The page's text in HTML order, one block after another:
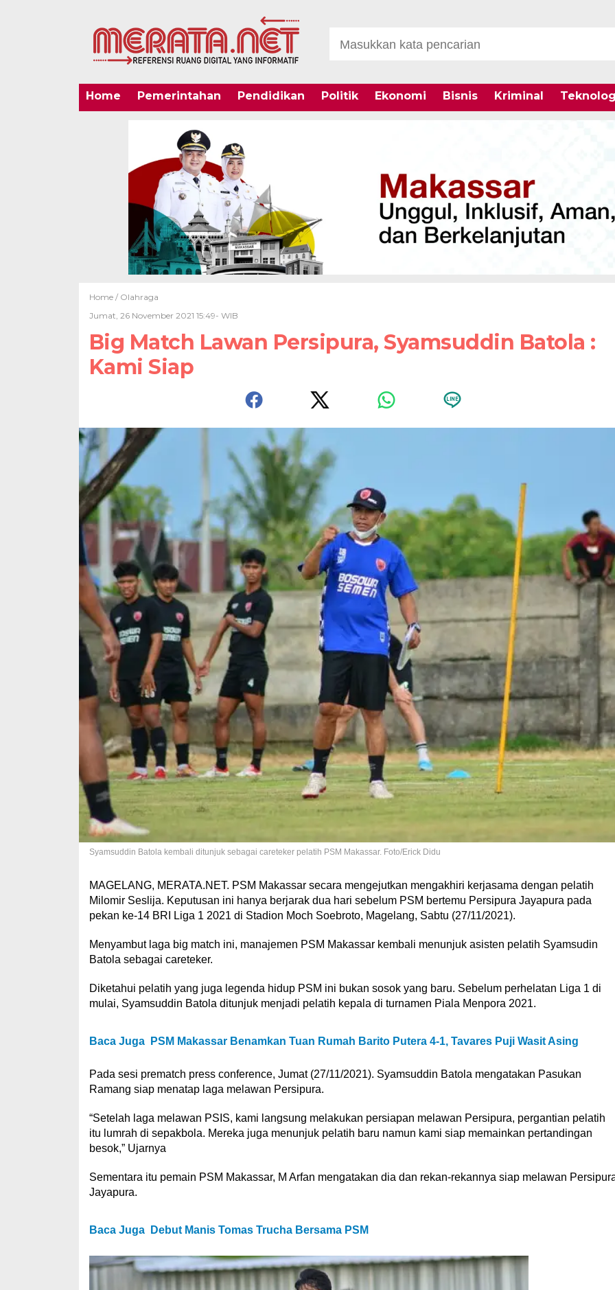
Home Pemerintahan Pendidikan Politik Ekonomi Bisnis Kriminal
Home / Olahraga
Jumat, 26 November 2021 15:49- WIB
Big Match Lawan Persipura, Syamsuddin Batola :
Kami Siap
Syamsuddin Batola kembali ditunjuk sebagai careteker pelatih PSM Makassar. Foto/Erick Didu
MAGELANG, MERATA.NET. PSM Makassar secara mengejutkan mengakhiri kerjasama dengan pelatih
Milomir Seslija. Keputusan ini hanya berjarak dua hari sebelum PSM bertemu Persipura Jayapura pada
pekan ke-14 BRI Liga 1 2021 di Stadion Moch Soebroto, Magelang, Sabtu (27/11/2021).
Menyambut laga big match ini, manajemen PSM Makassar kembali menunjuk asisten pelatih Syamsudin
Batola sebagai careteker.
Diketahui pelatih yang juga legenda hidup PSM ini bukan sosok yang baru. Sebelum perhelatan Liga 1 di
mulai, Syamsuddin Batola ditunjuk menjadi pelatih kepala di turnamen Piala Menpora 2021.
Baca Juga PSM Makassar Benamkan Tuan Rumah Barito Putera 4-1, Tavares Puji Wasit Asing
Pada sesi prematch press conference, Jumat (27/11/2021). Syamsuddin Batola mengatakan Pasukan
Ramang siap menatap laga melawan Persipura.
“Setelah laga melawan PSIS, kami langsung melakukan persiapan melawan Persipura, pergantian pelatih
itu lumrah di sepakbola. Mereka juga menunjuk pelatih baru namun kami siap memainkan pertandingan
besok,” Ujarnya
Sementara itu pemain PSM Makassar, M Arfan mengatakan dia dan rekan-rekannya siap melawan
Jayapura.
Baca Juga Debut Manis Tomas Trucha Bersama PSM